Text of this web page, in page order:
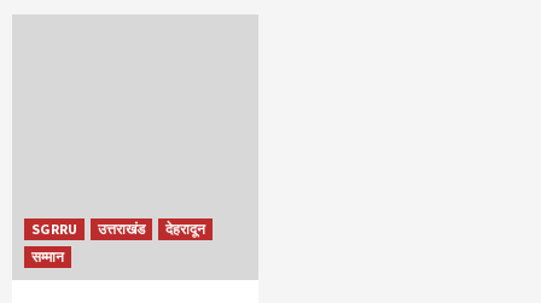
SGRRU उत्तराखंड
देहरादून
सम्मान